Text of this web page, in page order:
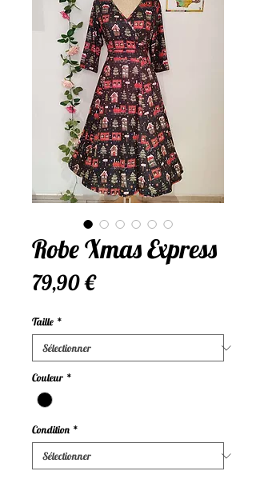
Robe Xmas Express
79,90 €Prix
Taille *
Couleur *
Condition *